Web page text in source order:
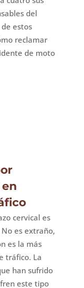
del
estos
reclamar
de moto
cervical es
es extraño,
es la más
tráfico. La
han sufrido
este tipo